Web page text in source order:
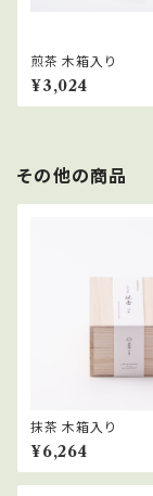
煎茶 木箱入り
¥3,024
その他の商品
抹茶 木箱入り
¥6,264